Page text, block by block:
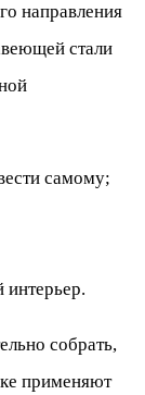
направления
стали
самому;
собрать,
применяют